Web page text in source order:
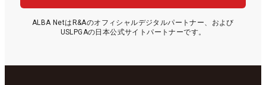
ALBA NetはR&Aのオフィシャルデジタルパートナー、および
USLPGAの日本公式サイトパートナーです。